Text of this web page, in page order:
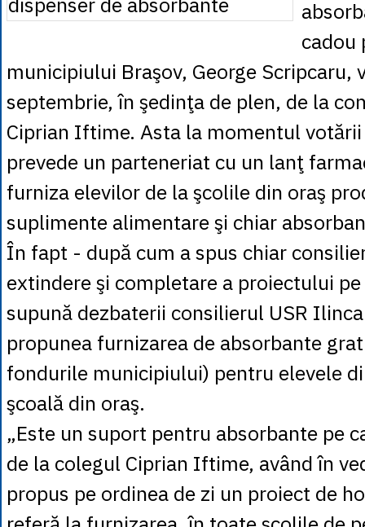
1 NOK= 0.4191
1 NZD
1 PLN= 1.1646
= 0.0425
1 RUB= 0.0530
1 SEK = 0.4526
1 TRY= 0.1141
1 UAH= 0.1048
1 XDR = 5.9383
1 ZAR
= 0.2318
cadou
municipiului Braşov, George Scripcaru,
septembrie, în şedinţa de plen, de la
Ciprian Iftime. Asta la momentul
prevede un parteneriat cu un lanţ
furniza elevilor de la şcolile din oraş
suplimente alimentare şi chiar
În fapt - după cum a spus chiar
extindere şi completare a proiectului
supună dezbaterii consilierul USR
propunea furnizarea de absorbante
fondurile municipiului) pentru elevele
şcoală din oraş.
„Este un suport pentru absorbante pe
de la colegul Ciprian Iftime, având în
propus pe ordinea de zi un proiect de